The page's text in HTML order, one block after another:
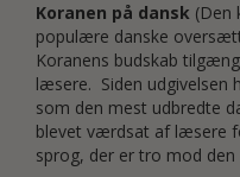
Koranen på dansk (Den
populære danske
Koranens budskab
læsere. Siden udgivelsen
som den mest udbredte
blevet værdsat af læsere
sprog, der er tro mod den